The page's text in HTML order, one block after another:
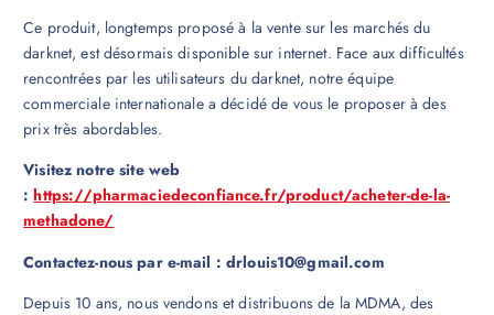
Ce produit, longtemps proposé à la vente sur les marchés du
darknet, est désormais disponible sur internet. Face aux difficultés
rencontrées par les utilisateurs du darknet, notre équipe
commerciale internationale a décidé de vous le proposer à des
prix très abordables.
Visitez notre site web
:https://pharmaciedeconfiance.fr/product/acheter-de-la-
methadone/
Contactez-nous par e-mail : drlouis10@gmail.com
Depuis 10 ans, nous vendons et distribuons de la MDMA, des